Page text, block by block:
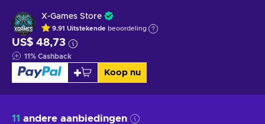
X-Games Store
9.91 Uitstekende beoordeling
US$ 48,73
11% Cashback
Koop nu
11 andere aanbiedingen